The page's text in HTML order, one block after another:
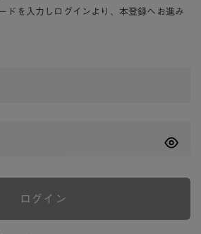
ドを入力しログインより、本登録へお進み
ログイン